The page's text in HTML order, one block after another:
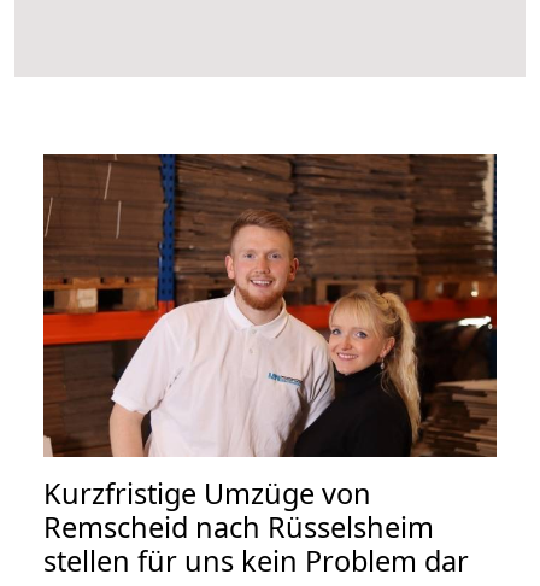
Kurzfristige Umzüge von
Remscheid nach Rüsselsheim
stellen für uns kein Problem dar